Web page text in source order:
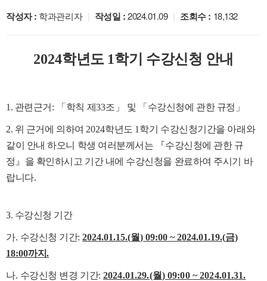
작성자 : 학과관리자 작성일 :2024.01.09 조회수 : 18,132
2024학년도 1학기 수강신청 안내
1. 관련근거 : 「 학칙 제33조 」 및 「 수강신청에 관한 규정 」
2. 위 근거에 의하여 2024학년도 1 학기 수강신청기간을 아래와
같이 안내 하오니 학생 여러분께서는
『수강신청에 관한 규
정 』 을 확인하시고 기간 내에 수강신청을 완료하여 주시기 바
랍니다.
3. 수강신청 기간
가. 수강신청 기간:2024.01.15.(월) 09:00 ~ 2024.01.19.(금)
18:00까지.
나. 수강신청 변경 기간:2024.01.29.(월) 09:00 ~ 2024.01.31.